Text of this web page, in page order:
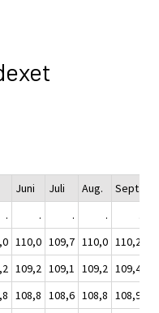
Juni Juli Aug. Sept.
. . . .
110,0 109,7 110,0 110,2
109,2 109,1 109,2 109,4
108,8 108,6 108,8 108,9